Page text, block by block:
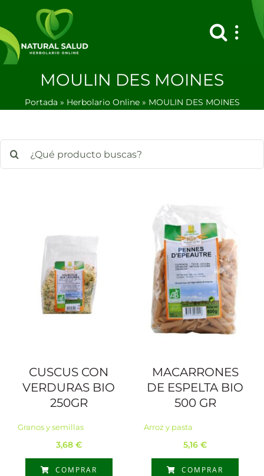
contenido
MOULIN DES MOINES
Portada » Herbolario Online» MOULIN DES MOINES
CUSCUS CON
VERDURAS BIO
250GR
Granos y semillas
3,68 €
COMPRAR
MACARRONES
DE ESPELTA BIO
500 GR
Arroz y pasta
5,16 €
COMPRAR